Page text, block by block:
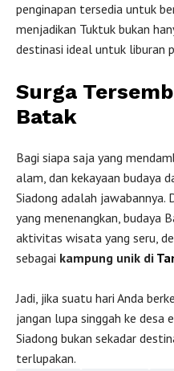
penginapan tersedia untuk
menjadikan Tuktuk bukan
destinasi ideal untuk liburan
Surga
Batak
Bagi siapa saja yang
alam, dan kekayaan budaya
Siadong adalah jawabannya.
yang menenangkan, budaya
aktivitas wisata yang seru,
sebagai kampung unik di
Jadi, jika suatu hari Anda
jangan lupa singgah ke desa
Siadong bukan sekadar
terlupakan.